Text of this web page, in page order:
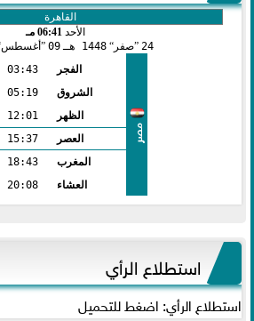
الأحد06:41 مـ
24 صفر 1448 هـ 09 أغسطس
مصر
الفجر
03:43
الشروق
05:19
الظهر
12:01
العصر
15:37
المغرب
18:43
العشاء
20:08
استطلاع الرأي
استطلاع الرأي: اضغط للتحميل